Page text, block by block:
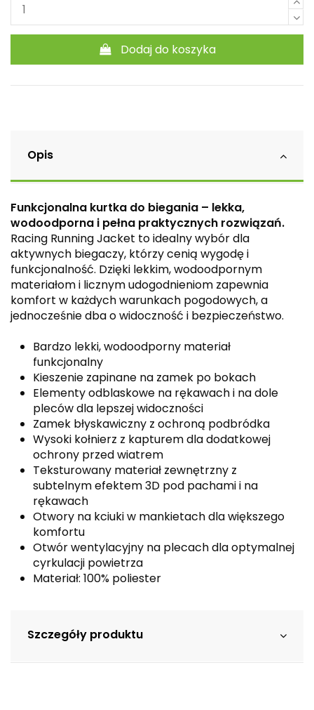
Dodaj do koszyka
Opis
Funkcjonalna kurtka do biegania – lekka,
wodoodporna i pełna praktycznych rozwiązań.
Racing Running Jacket to idealny wybór dla
aktywnych biegaczy, którzy cenią wygodę i
funkcjonalność. Dzięki lekkim, wodoodpornym
materiałom i licznym udogodnieniom zapewnia
komfort w każdych warunkach pogodowych, a
jednocześnie dba o widoczność i bezpieczeństwo.
Bardzo lekki, wodoodporny materiał
funkcjonalny
Kieszenie zapinane na zamek po bokach
Elementy odblaskowe na rękawach i na dole
pleców dla lepszej widoczności
Zamek błyskawiczny z ochroną podbródka
Wysoki kołnierz z kapturem dla dodatkowej
ochrony przed wiatrem
Teksturowany materiał zewnętrzny z
subtelnym efektem 3D pod pachami i na
rękawach
Otwory na kciuki w mankietach dla większego
komfortu
Otwór wentylacyjny na plecach dla optymalnej
cyrkulacji powietrza
Materiał: 100% poliester
Szczegóły produktu